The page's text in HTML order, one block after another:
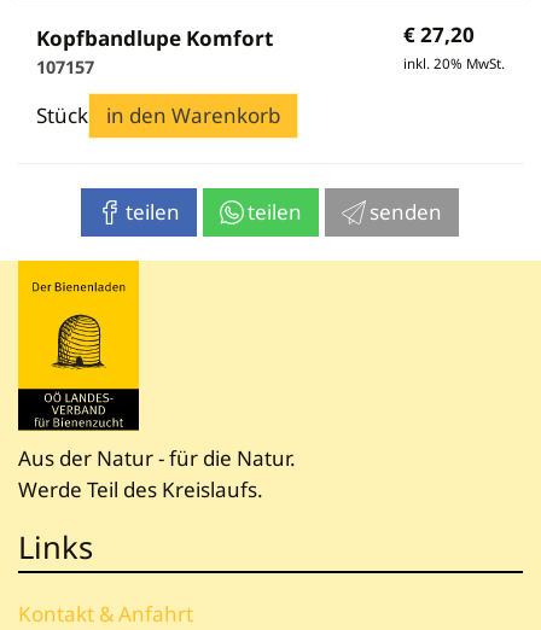
Kopfbandlupe Komfort
107157
€27,20
inkl. 20% MwSt.
Stück in den Warenkorb
teilen teilen senden
Aus der Natur - für die Natur.
Werde Teil des Kreislaufs.
Links
Kontakt & Anfahrt